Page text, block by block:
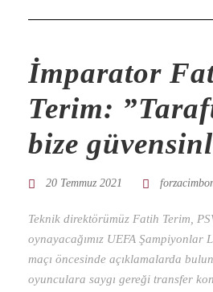
İmparator
Terim:
bize
20 Temmuz 2021
Teknik direktörümüz Fatih Terim,
oynayacağımız UEFA Şampiyonlar
maçı öncesinde açıklamalarda
oyunculara saygı gereği transfer